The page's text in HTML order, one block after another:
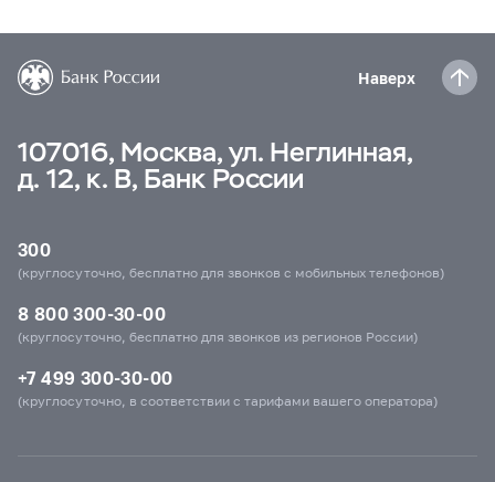
Наверх
107016, Москва, ул. Неглинная,
д. 12, к. В, Банк России
300
(круглосуточно, бесплатно для звонков с мобильных телефонов)
8 800 300-30-00
(круглосуточно, бесплатно для звонков из регионов России)
+7 499 300-30-00
(круглосуточно, в соответствии с тарифами вашего оператора)